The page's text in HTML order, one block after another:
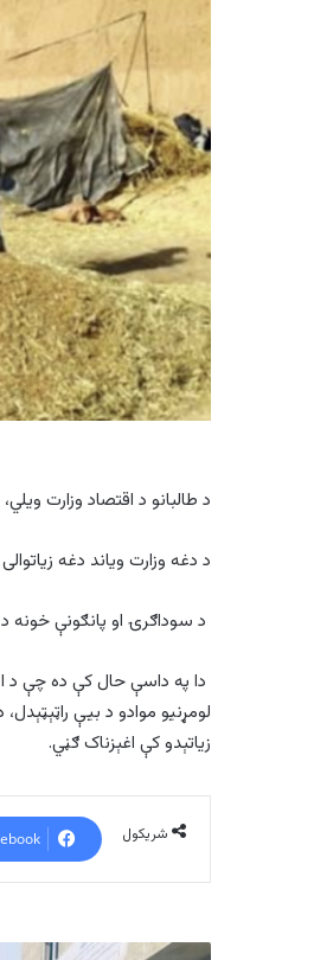
د طالبانو د اقتصاد وزارت
د دغه وزارت ویاند دغه
د سوداګرۍ او پانګونې خونه د
دا په داسې حال کې ده چې د
لومړنیو موادو د بیې
زیاتېدو کې اغېزناک ګڼي.
شریکول
راټواټه: